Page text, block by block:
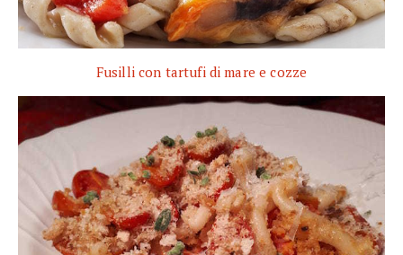
Fusilli con tartufi di mare e cozze